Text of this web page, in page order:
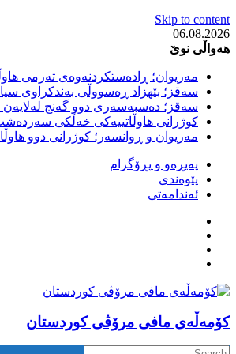
Skip to content
06.08.2026
هەواڵی نوێ
مەریوان؛ ڕادەستکردنەوەی تەرمی
سەقز؛ بێهزاد ڕەسووڵی بەندکراوی
سەقز؛ دەسبەسەری دوو گەنج لەلایەن
کوژرانی هاوڵاتییەکی خەڵکی
مەریوان و ڕوانسەر؛ کوژرانی دوو
پەیڕەو و پڕۆگرام
پێوەندی
ئەندامەتی
كۆمه‌ڵه‌ی مافی مرۆڤی کوردستان